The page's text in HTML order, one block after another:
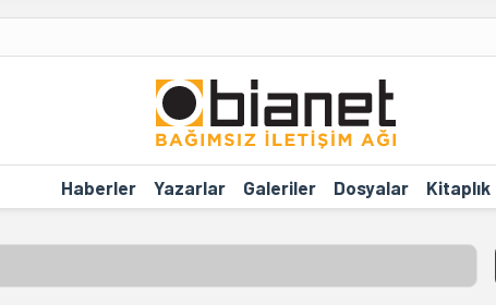
Haberler Yazarlar Galeriler Dosyalar Kitaplık